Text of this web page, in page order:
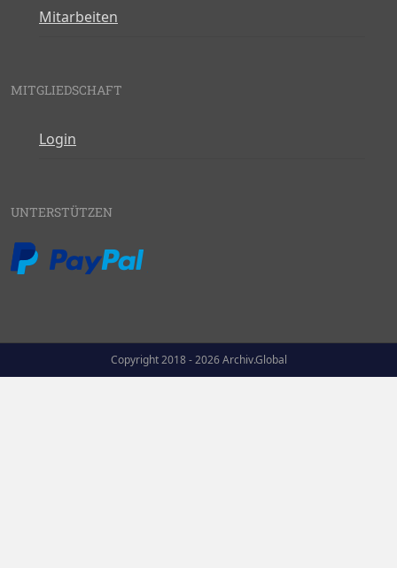
Mitarbeiten
MITGLIEDSCHAFT
Login
UNTERSTÜTZEN
Copyright 2018 - 2026 Archiv.Global